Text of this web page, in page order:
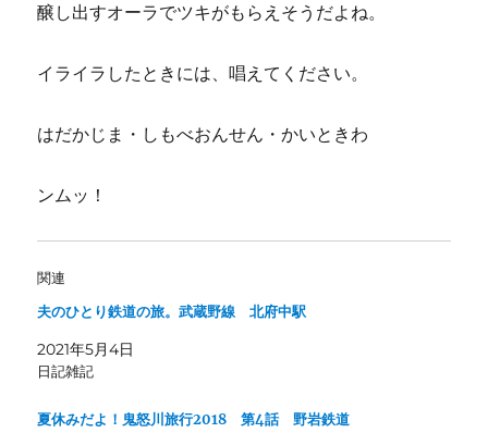
醸し出すオーラでツキがもらえそうだよね。
イライラしたときには、唱えてください。
はだかじま・しもべおんせん・かいときわ
ンムッ！
関連
夫のひとり鉄道の旅。武蔵野線 北府中駅
2021年5月4日
日記雑記
夏休みだよ！鬼怒川旅行2018 第4話 野岩鉄道